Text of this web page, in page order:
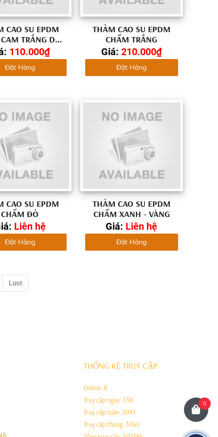
CAO SU EPDM
TRẮNG DÀY
2MM
110.000₫
Đặt Hàng
THẢM CAO SU EPDM
CHẤM TRẮNG
Giá: 210.000₫
Đặt Hàng
CAO SU EPDM
CHẤM ĐỎ
Liên hệ
Đặt Hàng
THẢM CAO SU EPDM
CHẤM XANH - VÀNG
Giá: Liên hệ
Đặt Hàng
Last
THỐNG KÊ TRUY CẬP
Online:8
Truy cập ngày:338
Truy cập tuần:2041
Truy cập tháng:3065
0